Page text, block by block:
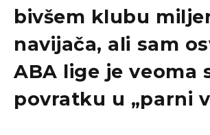
bivšem klubu
navijača, ali sam
ABA lige je veoma
povratku u „parni